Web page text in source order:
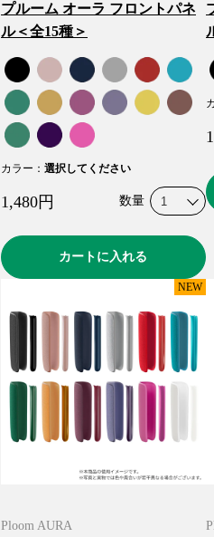
プルーム オーラ フロントパネ
ル＜全15種＞
カラー ： 選択してください
1,480円 数量
カートに入れる
NEW
Ploom AURA